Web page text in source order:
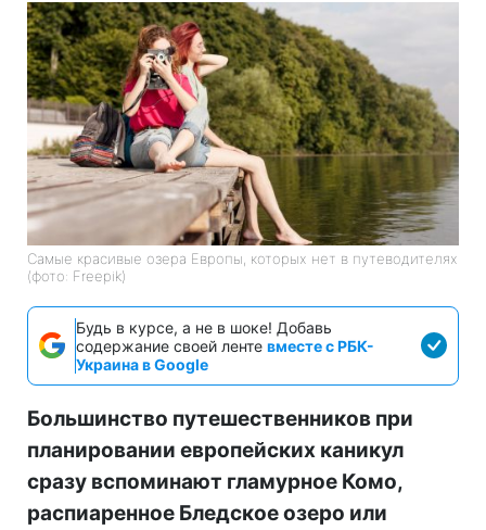
Самые красивые озера Европы, которых нет в путеводителях
(фото: Freepik)
Будь в курсе, а не в шоке! Добавь
содержание своей ленте вместе с РБК-
Украина в Google
Большинство путешественников при
планировании европейских каникул
сразу вспоминают гламурное Комо,
распиаренное Бледское озеро или